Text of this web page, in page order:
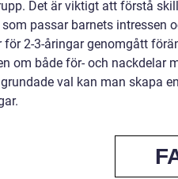
Det är viktigt att förstå
passar barnets intressen
för 2-3-åringar genomgått
om både för- och nackdelar
val kan man skapa